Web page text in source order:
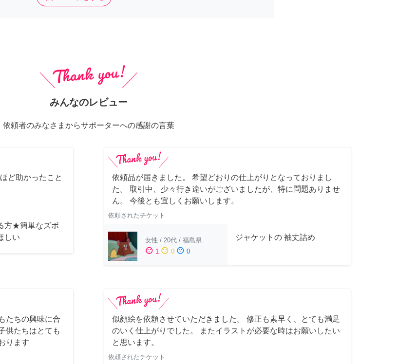
みんなのレビュー
依頼者のみなさまからサポーターへの感謝の言葉
ど助かったこと
方★簡単なズボ
しい
依頼品が届きました。 希望どおりの仕上がりとなっておりまし
た。 取引中、少々行き違いがございましたが、特に問題ありませ
ん。 今後とも宜しくお願いします。
依頼されたチケット
女性 / 20代 / 福島県
sentiment_satisfied 1 sentiment_neutral 0 sentiment_dissatisfied 0
ジャケットの 袖丈詰め
たちの興味に合
供たちはとても
ります
似顔絵を依頼させていただきました。 修正も素早く、とても満足
のいく仕上がりでした。 またイラストが必要な時はお願いしたい
と思います。
依頼されたチケット